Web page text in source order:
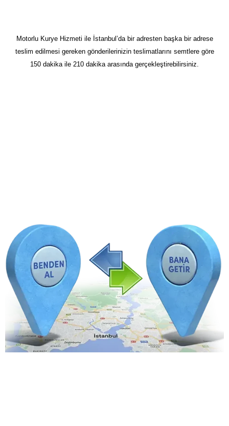
Motorlu Kurye Hizmeti ile İstanbul’da bir adresten başka bir adrese
teslim edilmesi gereken gönderilerinizin teslimatlarını semtlere göre
150 dakika ile 210 dakika arasında gerçekleştirebilirsiniz.